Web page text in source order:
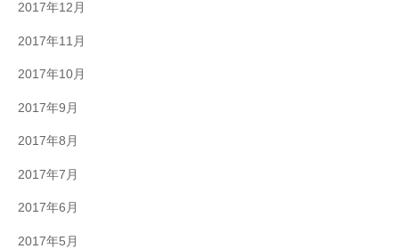
2017年12月
2017年11月
2017年10月
2017年9月
2017年8月
2017年7月
2017年6月
2017年5月